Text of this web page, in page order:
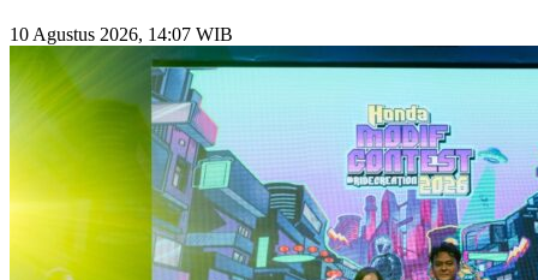
10 Agustus 2026, 14:07 WIB